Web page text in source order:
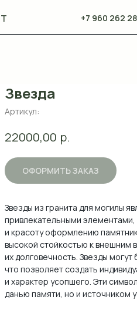
+7 960 262
Звезда
Артикул:
22000,00 р.
ОФОРМИТЬ ЗАКАЗ
Звезды из гранита для могилы
привлекательными
и красоту оформлению
высокой стойкостью к внешним
их долговечность. Звезды
что позволяет создать
и характер усопшего. Эти
данью памяти, но и источником